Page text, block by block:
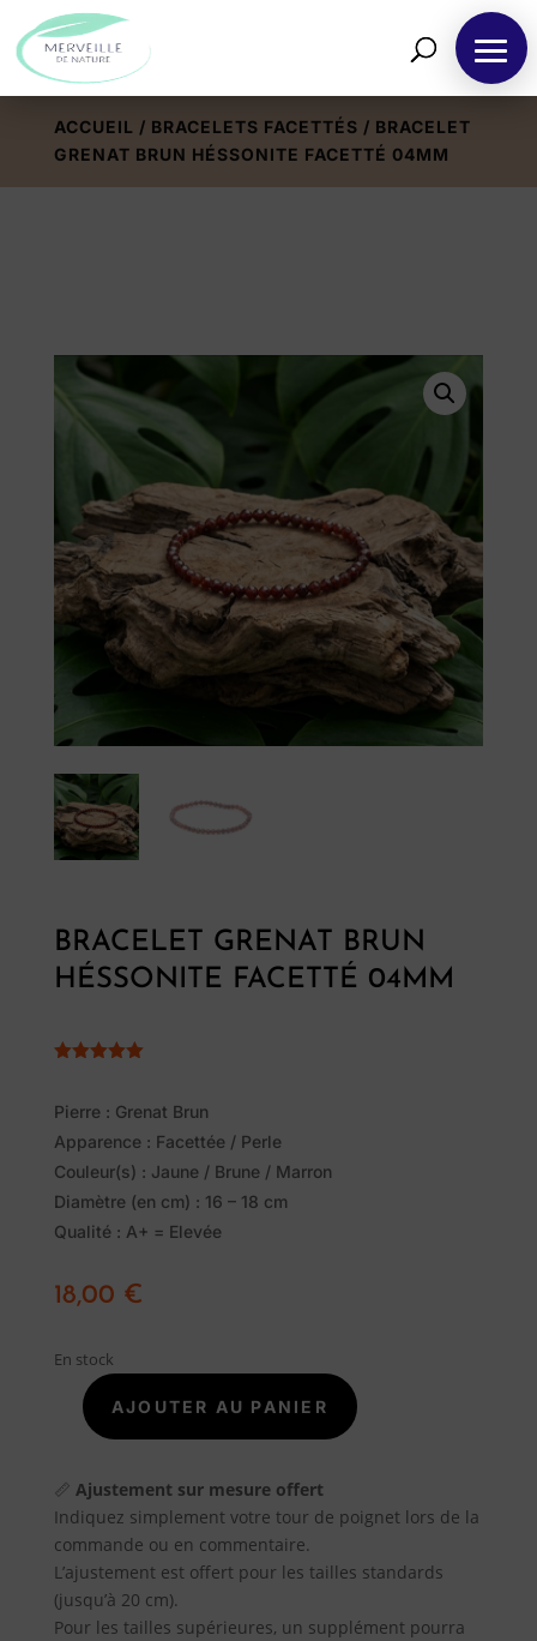
Pierres
Savon
Promotions
A
propos
ACCUEIL / BRACELETS FACETTÉS / BRACELET
GRENAT BRUN HÉSSONITE FACETTÉ 04MM
BRACELET GRENAT BRUN
HÉSSONITE FACETTÉ 04MM
basé sur
client
Pierre : Grenat Brun
Apparence : Facettée / Perle
Couleur(s) : Jaune / Brune / Marron
Diamètre (en cm) : 16 – 18 cm
Qualité : A+ = Elevée
18,00 €
En stock
quantité
GRENAT
BRUN
HÉSSONITE
FACETTÉ
04MM
AJOUTER AU PANIER
📏 Ajustement sur mesure offert
Indiquez simplement votre tour de poignet lors de la
commande ou en commentaire.
L’ajustement est offert pour les tailles standards
(jusqu’à 20 cm).
Pour les tailles supérieures, un supplément pourra